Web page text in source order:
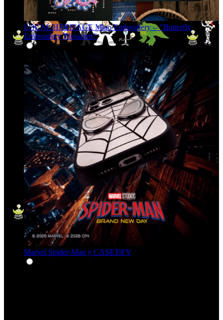
LOCAL HERITAGE Miao Embroidery -- "Butterfly
Embroidery Blossoms"
Marvel Spider-Man y CASETiFY